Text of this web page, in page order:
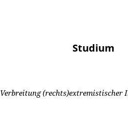
Studium
Verbreitung (rechts)extremistischer